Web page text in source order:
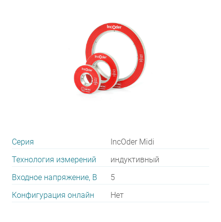
Серия
IncOder Midi
Технология измерений
индуктивный
Входное напряжение, В
5
Конфигурация онлайн
Нет